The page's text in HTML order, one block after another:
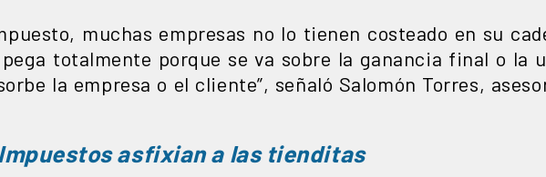
muchas empresas no lo tienen costeado en su
totalmente porque se va sobre la ganancia final o la
la empresa o el cliente”, señaló Salomón Torres,
Impuestos asfixian a las tienditas